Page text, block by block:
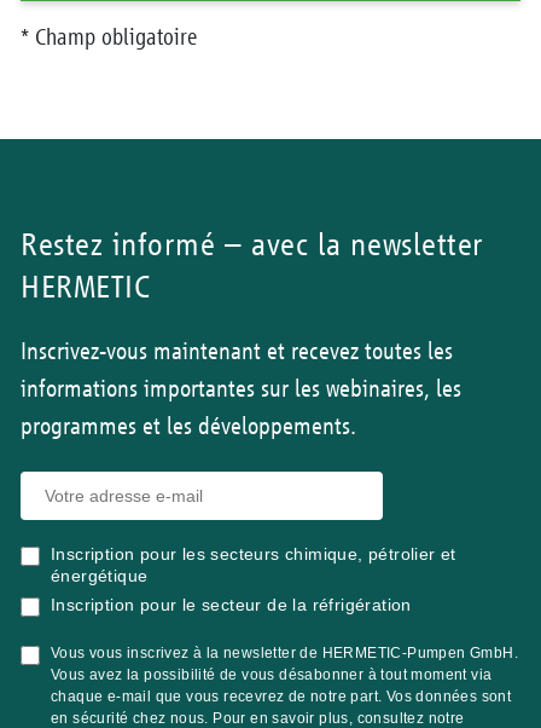
* Champ obligatoire
Restez informé – avec la newsletter
HERMETIC
Inscrivez-vous maintenant et recevez toutes les
informations importantes sur les webinaires, les
programmes et les développements.